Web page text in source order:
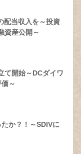
配当収入を～投資
資産公開～
て開始～DCダイワ
～
か？！～SDIVに